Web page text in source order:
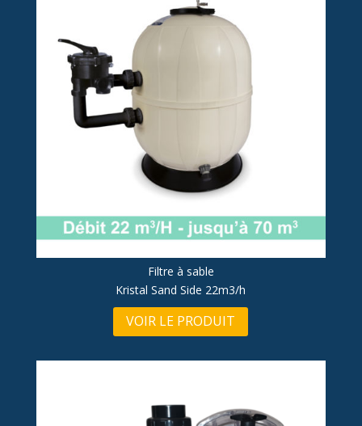
Filtre à sable
Kristal Sand Side 22m3/h
VOIR LE PRODUIT